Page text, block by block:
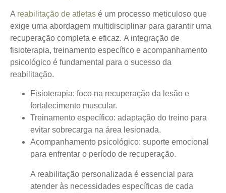
A reabilitação de atletas é um processo meticuloso que
exige uma abordagem multidisciplinar para garantir uma
recuperação completa e eficaz. A integração de
fisioterapia, treinamento específico e acompanhamento
psicológico é fundamental para o sucesso da
reabilitação.
Fisioterapia: foco na recuperação da lesão e
fortalecimento muscular.
Treinamento específico: adaptação do treino para
evitar sobrecarga na área lesionada.
Acompanhamento psicológico: suporte emocional
para enfrentar o período de recuperação.
A reabilitação personalizada é essencial para
atender às necessidades específicas de cada